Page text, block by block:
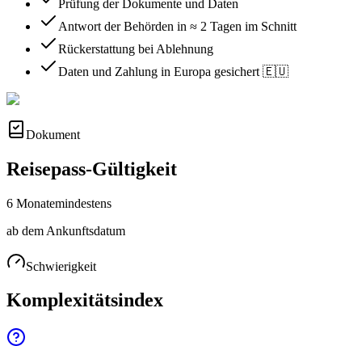
Prüfung der Dokumente und Daten
Antwort der Behörden in ≈ 2 Tagen im Schnitt
Rückerstattung bei Ablehnung
Daten und Zahlung in Europa gesichert 🇪🇺
Dokument
Reisepass-Gültigkeit
6 Monatemindestens
ab dem Ankunftsdatum
Schwierigkeit
Komplexitätsindex